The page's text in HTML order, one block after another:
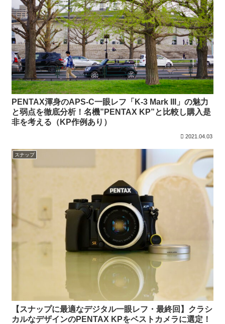
PENTAX渾身のAPS-C一眼レフ「K-3 Mark III」の魅力
と弱点を徹底分析！名機”PENTAX KP”と比較し購入是
非を考える（KP作例あり）
2021.04.03
スナップ
【スナップに最適なデジタル一眼レフ・最終回】クラシ
カルなデザインのPENTAX KPをベストカメラに選定！